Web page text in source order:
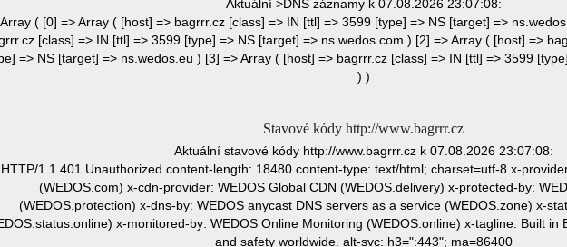
Aktuální >DNS záznamy k 07.08.2026 23:07:08:
Array ( [0] => Array ( [host] => bagrrr.cz [class] => IN [ttl] => 3599 [type] => NS [target] =>
[class] => IN [ttl] => 3599 [type] => NS [target] => ns.wedos.com ) [2] => Array ( [host] =>
=> NS [target] => ns.wedos.eu ) [3] => Array ( [host] => bagrrr.cz [class] => IN [ttl] => 3599
) )
Stavové kódy http://www.bagrrr.cz
Aktuální stavové kódy http://www.bagrrr.cz k 07.08.2026 23:07:08:
HTTP/1.1 401 Unauthorized content-length: 18480 content-type: text/html; charset=utf-8 x-
(WEDOS.com) x-cdn-provider: WEDOS Global CDN (WEDOS.delivery) x-protected-by:
(WEDOS.protection) x-dns-by: WEDOS anycast DNS servers as a service (WEDOS.zone) x-
x-monitored-by: WEDOS Online Monitoring (WEDOS.online) x-tagline: Built in
and safety worldwide. alt-svc: h3=":443"; ma=86400